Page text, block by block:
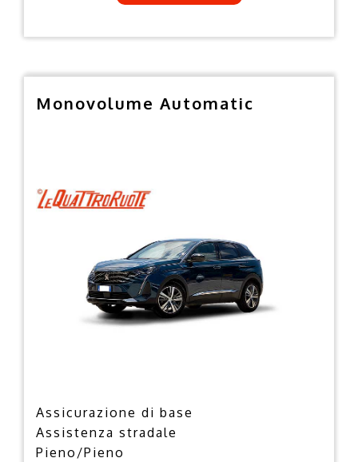
Monovolume Automatic
Assicurazione di base
Assistenza stradale
Pieno/Pieno